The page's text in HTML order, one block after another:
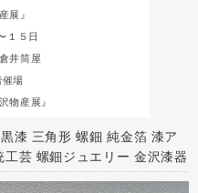
展』
１５日
井筒屋
場
物産展』
漆 三角形 螺鈿 純金箔 漆ア
芸 螺鈿ジュエリー 金沢漆器